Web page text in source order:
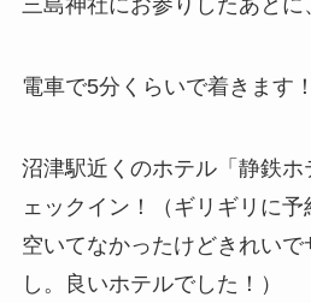
電車で5分くらいで着きます！
沼津駅近くのホテル「静鉄
ェックイン！（ギリギリに
空いてなかったけどきれい
し。良いホテルでした！）